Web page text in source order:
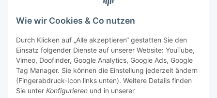
Wie wir Cookies & Co nutzen
Durch Klicken auf „Alle akzeptieren“ gestatten Sie den
Einsatz folgender Dienste auf unserer Website: YouTube,
Vimeo, Doofinder, Google Analytics, Google Ads, Google
Tag Manager. Sie können die Einstellung jederzeit ändern
(Fingerabdruck-Icon links unten). Weitere Details finden
Sie unter Konfigurieren und in unserer
Rechtliches
Allgemeines
Firma